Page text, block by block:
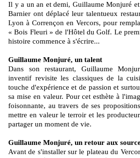
Il y a un an et demi, Guillaume Monjuré
Barnier ont déplacé leur talentueux
Lyon à Corrençon en Vercors, pour
« Bois Fleuri » de l'Hôtel du Golf. Le
histoire commence à s'écrire...
Guillaume Monjuré, un talent
Dans son restaurant, Guillaume
inventif revisite les classiques de la
touche d'expérience et de passion et
sa mise en valeur. Pour cet esthète à
foisonnante, au travers de ses
mettre en valeur le terroir et les
partager un moment de vie.
Guillaume Monjuré, un retour aux
Avant de s'installer sur le plateau du